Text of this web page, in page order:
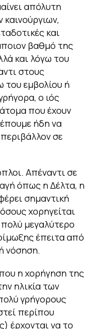
απόλυτη
και
βαθμό της
και λόγω του
στους
του εμβολίου ή
ο ιός
που έχουν
ήδη να
σε
Απέναντι σε
όπως η Δέλτα, η
σημαντική
χορηγείται
μεγαλύτερο
έπειτα από
νόσηση.
η χορήγηση της
ηλικία των
γρήγορους
περίπου
έρχονται να το